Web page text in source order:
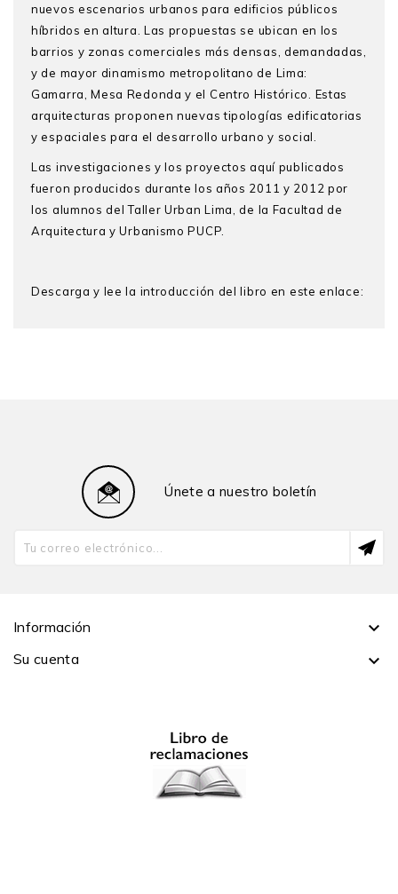
nuevos escenarios urbanos para edificios públicos
híbridos en altura. Las propuestas se ubican en los
barrios y zonas comerciales más densas, demandadas,
y de mayor dinamismo metropolitano de Lima:
Gamarra, Mesa Redonda y el Centro Histórico. Estas
arquitecturas proponen nuevas tipologías edificatorias
y espaciales para el desarrollo urbano y social.
Las investigaciones y los proyectos aquí publicados
fueron producidos durante los años 2011 y 2012 por
los alumnos del Taller Urban Lima, de la Facultad de
Arquitectura y Urbanismo PUCP.
Descarga y lee la introducción del libro en este enlace:
Únete a nuestro boletín
Información 
Su cuenta 